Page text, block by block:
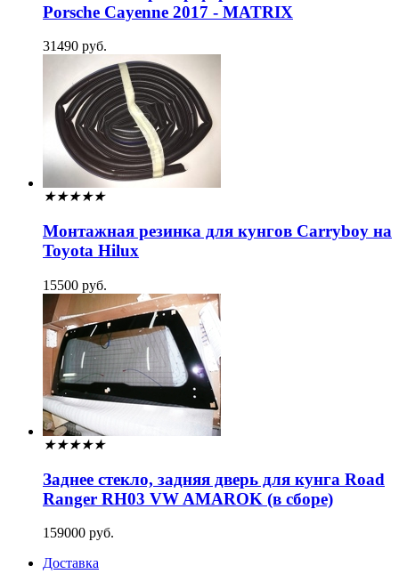
Porsche Cayenne 2017 - MATRIX
31490 руб.
★★★★★
Монтажная резинка для кунгов Carryboy на
Toyota Hilux
15500 руб.
★★★★★
Заднее стекло, задняя дверь для кунга Road
Ranger RH03 VW AMAROK (в сборе)
159000 руб.
Доставка